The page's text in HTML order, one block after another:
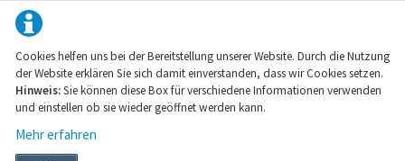
Cookies helfen uns bei der Bereitstellung unserer Website. Durch die Nutzung
der Website erklären Sie sich damit einverstanden, dass wir Cookies setzen.
Hinweis:Sie können diese Box für verschiedene Informationen verwenden
und einstellen ob sie wieder geöffnet werden kann.
Mehr erfahren